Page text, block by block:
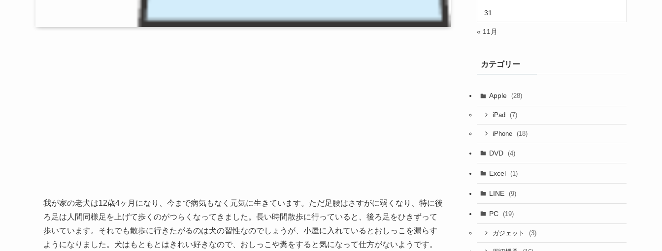
我が家の老犬は12歳4ヶ月になり、今まで病気もなく元気に生きています。ただ足腰はさすがに弱くなり、特に後
ろ足は人間同様足を上げて歩くのがつらくなってきました。長い時間散歩に行っていると、後ろ足をひきずって
歩いています。それでも散歩に行きたがるのは犬の習性なのでしょうが、小屋に入れているとおしっこを漏らす
ようになりました。犬はもともとはきれい好きなので、おしっこや糞をすると気になって仕方がないようです。
31
« 11月
カテゴリー
Apple (28)
iPad (7)
iPhone (18)
DVD (4)
Excel (1)
LINE (9)
PC (19)
ガジェット (3)